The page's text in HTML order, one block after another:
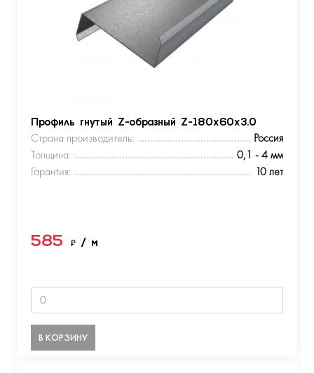
Профиль гнутый Z-образный Z-180х60х3.0
Страна производитель:
Россия
Толщина:
0,1 - 4 мм
Гарантия:
10 лет
585 ₽ / м
В КОРЗИНУ